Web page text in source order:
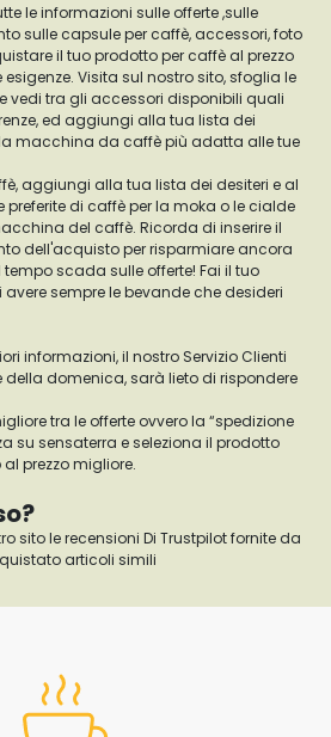
le informazioni sulle offerte ,sulle
sulle capsule per caffè, accessori, foto
il tuo prodotto per caffè al prezzo
Visita sul nostro sito, sfoglia le
vedi tra gli accessori disponibili quali
ed aggiungi alla tua lista dei
macchina da caffè più adatta alle tue
aggiungi alla tua lista dei desiteri e al
preferite di caffè per la moka o le cialde
del caffè. Ricorda di inserire il
dell'acquisto per risparmiare ancora
scada sulle offerte! Fai il tuo
sempre le bevande che desideri
informazioni, il nostro Servizio Clienti
della domenica, sarà lieto di rispondere
tra le offerte ovvero la “spedizione
su sensaterra e seleziona il prodotto
prezzo migliore.
sito le recensioni Di Trustpilot fornite da
articoli simili